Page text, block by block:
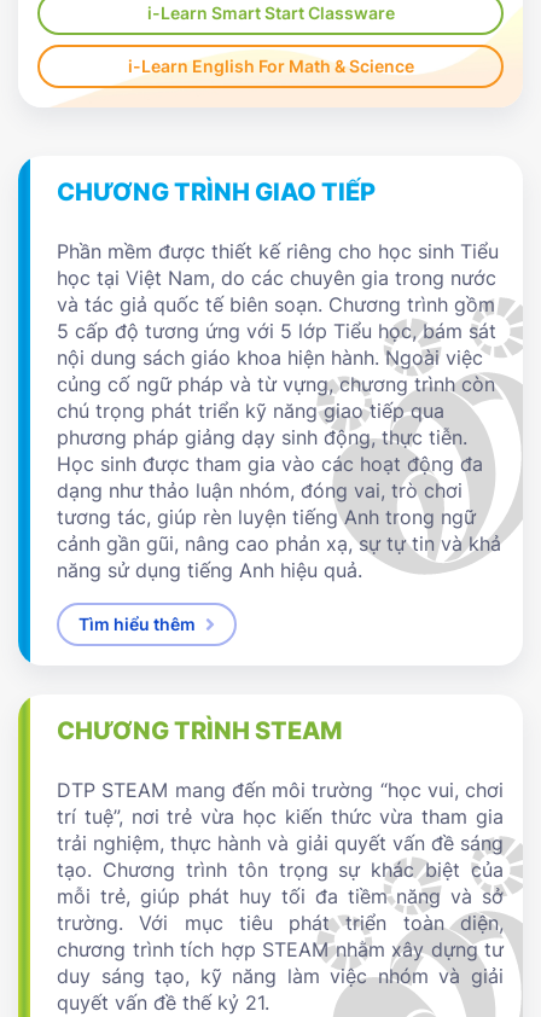
i-Learn Smart Start Classware
i-Learn English For Math & Science
CHƯƠNG TRÌNH GIAO TIẾP
Phần mềm được thiết kế riêng cho học sinh Tiểu
học tại Việt Nam, do các chuyên gia trong nước
và tác giả quốc tế biên soạn. Chương trình gồm
5 cấp độ tương ứng với 5 lớp Tiểu học, bám sát
nội dung sách giáo khoa hiện hành. Ngoài việc
củng cố ngữ pháp và từ vựng, chương trình còn
chú trọng phát triển kỹ năng giao tiếp qua
phương pháp giảng dạy sinh động, thực tiễn.
Học sinh được tham gia vào các hoạt động đa
dạng như thảo luận nhóm, đóng vai, trò chơi
tương tác, giúp rèn luyện tiếng Anh trong ngữ
cảnh gần gũi, nâng cao phản xạ, sự tự tin và khả
năng sử dụng tiếng Anh hiệu quả.
Tìm hiểu thêm
CHƯƠNG TRÌNH STEAM
DTP STEAM mang đến môi trường “học vui, chơi
trí tuệ”, nơi trẻ vừa học kiến thức vừa tham gia
trải nghiệm, thực hành và giải quyết vấn đề sáng
tạo. Chương trình tôn trọng sự khác biệt của
mỗi trẻ, giúp phát huy tối đa tiềm năng và sở
trường. Với mục tiêu phát triển toàn diện,
chương trình tích hợp STEAM nhằm xây dựng tư
duy sáng tạo, kỹ năng làm việc nhóm và giải
quyết vấn đề thế kỷ 21.